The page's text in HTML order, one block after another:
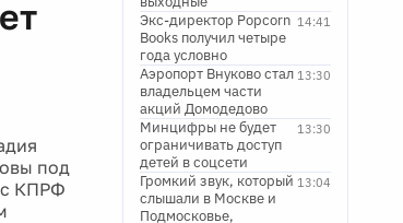
под
с КПРФ
14:41
Экс-директор Popcorn
Books получил четыре
года условно
13:30
Аэропорт Внуково стал
владельцем части
акций Домодедово
13:30
Минцифры не будет
ограничивать доступ
детей в соцсети
13:04
Громкий звук, который
слышали в Москве и
Подмосковье,